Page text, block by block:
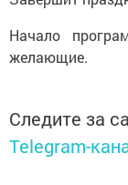
Начало
желающие.
Следите за
Telegram-